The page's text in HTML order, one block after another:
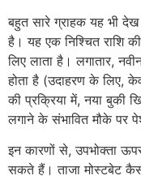
बहुत सारे ग्राहक यह भी
है। यह एक निश्चित राशि
लिए लाता है। लगातार,
होता है (उदाहरण के लिए,
की प्रक्रिया में, नया बुकी
लगाने के संभावित मौके पर
इन कारणों से, उपभोक्ता
सकते हैं। ताजा मोस्टबेट